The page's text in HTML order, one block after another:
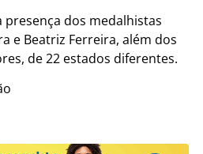
dos medalhistas
e Beatriz Ferreira, além dos
de 22 estados diferentes.